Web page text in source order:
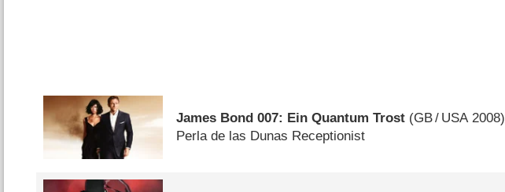
James Bond 007: Ein Quantum Trost (GB/ USA2008)
Perla de las Dunas Receptionist